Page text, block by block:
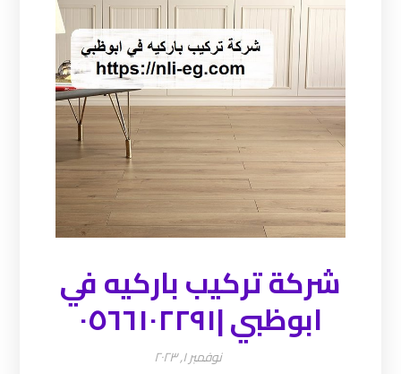
شركة تركيب باركيه في
ابوظبي |٠٥٦٦١٠٢٢٩١
نوفمبر ١, ٢٠٢٣